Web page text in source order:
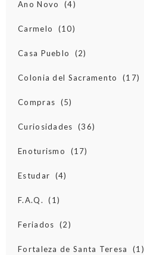
Ano Novo (4)
Carmelo (10)
Casa Pueblo (2)
Colonia del Sacramento (17)
Compras (5)
Curiosidades (36)
Enoturismo (17)
Estudar (4)
F.A.Q. (1)
Feriados (2)
Fortaleza de Santa Teresa (1)